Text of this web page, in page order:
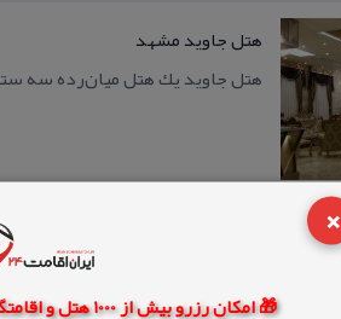
×
🎁 امکان رزرو بیش از 1000 هتل و اقامتگاه مشهد با 80% تخفیف واقعی
هتل جاوید مشهد
هتل جاوید یك هتل میان‌رده سه